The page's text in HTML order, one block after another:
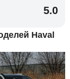
5.0
Haval